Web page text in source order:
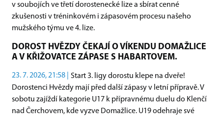
v soubojích ve třetí dorostenecké lize a sbírat cenné
zkušenosti v tréninkovém i zápasovém procesu našeho
mužského týmu ve 4. lize.
DOROST HVĚZDY ČEKAJÍ O VÍKENDU DOMAŽLICE
A V KŘIŽOVATCE ZÁPASE S HABARTOVEM.
23. 7. 2026, 21:58 |
Start 3. ligy dorostu klepe na dveře!
Dorostenci Hvězdy mají před další zápasy v letní přípravě. V
sobotu zajíždí kategorie U17 k přípravnému duelu do Klenčí
nad Čerchovem, kde vyzve Domažlice. U19 odehraje své